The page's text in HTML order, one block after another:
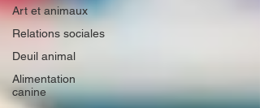
Art et animaux
Relations sociales
Deuil animal
Alimentation
canine